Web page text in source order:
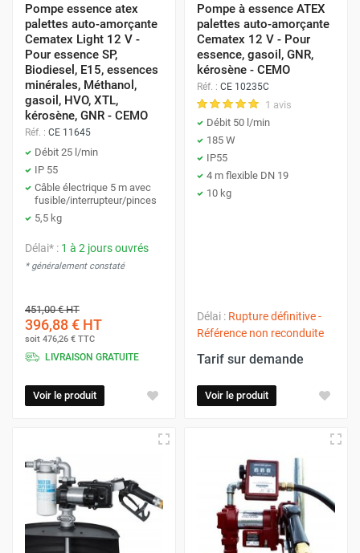
Pompe essence atex
palettes auto-amorçante
Cematex Light 12 V -
Pour essence SP,
Biodiesel, E15, essences
minérales, Méthanol,
gasoil, HVO, XTL,
kérosène, GNR - CEMO
Réf. : CE 11645
Débit 25 l/min
IP 55
Câble électrique 5 m avec
fusible/interrupteur/pinces
5,5 kg
Délai* : 1 à 2 jours ouvrés
* généralement constaté
451,00 €HT
396,88 € HT
soit 476,26 € TTC
LIVRAISON GRATUITE
Voir le produit
Pompe à essence ATEX
palettes auto-amorçante
Cematex 12 V - Pour
essence, gasoil, GNR,
kérosène - CEMO
Réf. : CE 10235C
1 avis
Débit 50 l/min
185 W
IP55
4 m flexible DN 19
10 kg
Délai : Rupture définitive -
Référence non reconduite
Tarif sur demande
Voir le produit